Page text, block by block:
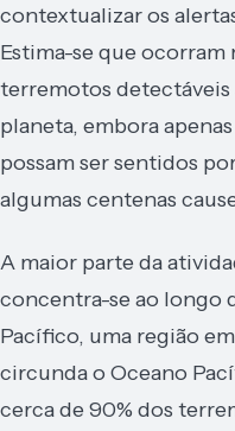
contextualizar os
Estima-se que
terremotos
planeta, embora
possam ser sentidos
algumas centenas
A maior parte da
concentra-se ao longo
Pacífico, uma região
circunda o Oceano
cerca de 90% dos